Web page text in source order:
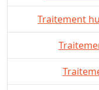
Traitement